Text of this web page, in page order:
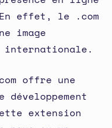
effet, le .com
image
internationale.
offre une
extension